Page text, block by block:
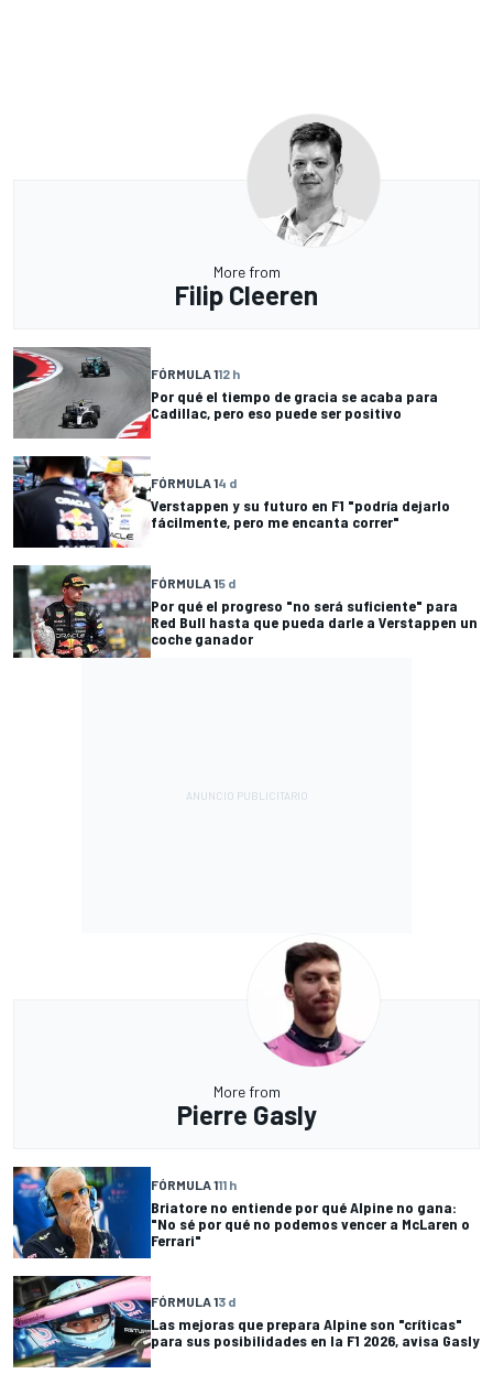
More from
Filip Cleeren
FÓRMULA 112 h
Por qué el tiempo de gracia se acaba para
Cadillac, pero eso puede ser positivo
FÓRMULA 14 d
Verstappen y su futuro en F1 "podría dejarlo
fácilmente, pero me encanta correr"
FÓRMULA 15 d
Por qué el progreso "no será suficiente" para
Red Bull hasta que pueda darle a Verstappen un
coche ganador
More from
Pierre Gasly
FÓRMULA 111 h
Briatore no entiende por qué Alpine no gana:
"No sé por qué no podemos vencer a McLaren o
Ferrari"
FÓRMULA 13 d
Las mejoras que prepara Alpine son "críticas"
para sus posibilidades en la F1 2026, avisa Gasly